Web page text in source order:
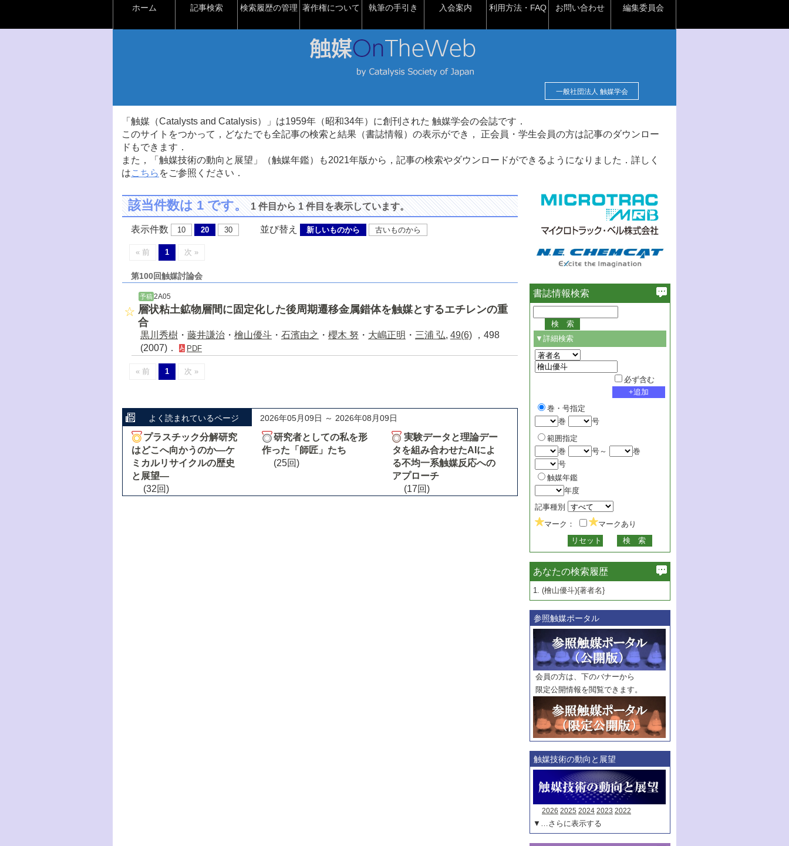
ホーム 記事検索 検索履歴の管理 著作権について 執筆の手引き 入会案内 利用方法・FAQ お問い合わせ 編集委員会
一般社団法人 触媒学会
「触媒（Catalysts and Catalysis）」は1959年（昭和34年）に創刊された 触媒学会の会誌です．
このサイトをつかって，どなたでも全記事の検索と結果（書誌情報）の表示ができ， 正会員・学生会員の方は記事のダウンロー
ドもできます．
また，「触媒技術の動向と展望」（触媒年鑑）も2021年版から，記事の検索やダウンロードができるようになりました．詳しく
はこちら をご参照ください．
該当件数は 1 です。1 件目から 1 件目を表示しています。
表示件数 10 20 30 並び替え 新しいものから 古いものから
« 前 1 次 »
第100回触媒討論会
予稿 2A05
層状粘土鉱物層間に固定化した後周期遷移金属錯体を触媒とするエチレンの重
合
黒川秀樹 ・ 藤井謙治 ・ 檜山優斗 ・ 石濱由之 ・ 櫻木 努 ・ 大嶋正明 ・ 三浦 弘, 49(6) ，498
(2007)．
PDF
« 前 1 次 »
よく読まれているページ 2026年05月09日 ～ 2026年08月09日
プラスチック分解研究
はどこへ向かうのか―ケ
ミカルリサイクルの歴史
と展望―
(32回)
研究者としての私を形
作った「師匠」たち
(25回)
実験データと理論デー
タを組み合わせたAIによ
る不均一系触媒反応への
アプローチ
(17回)
書誌情報検索
▼詳細検索
必ず含む
巻・号指定
巻
号
範囲指定
巻
号～
巻
号
触媒年鑑
年度
記事種別
マーク：
マークあり
あなたの検索履歴
1. (檜山優斗){著者名}
参照触媒ポータル
会員の方は、下のバナーから
限定公開情報を閲覧できます。
触媒技術の動向と展望
2026 2025 2024 2023 2022
▼…さらに表示する